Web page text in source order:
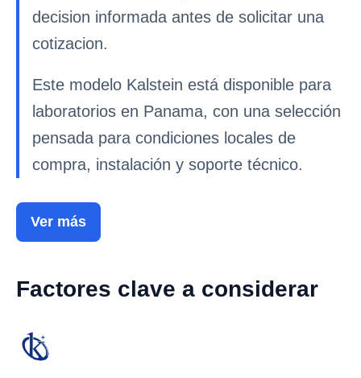
decision informada antes de solicitar una
cotizacion.
Este modelo Kalstein está disponible para
laboratorios en Panama, con una selección
pensada para condiciones locales de
compra, instalación y soporte técnico.
Ver más
Factores clave a considerar